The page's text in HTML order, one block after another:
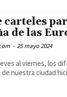
carteles
de las
- 25 mayo 2024
al viernes, los
nuestra ciudad